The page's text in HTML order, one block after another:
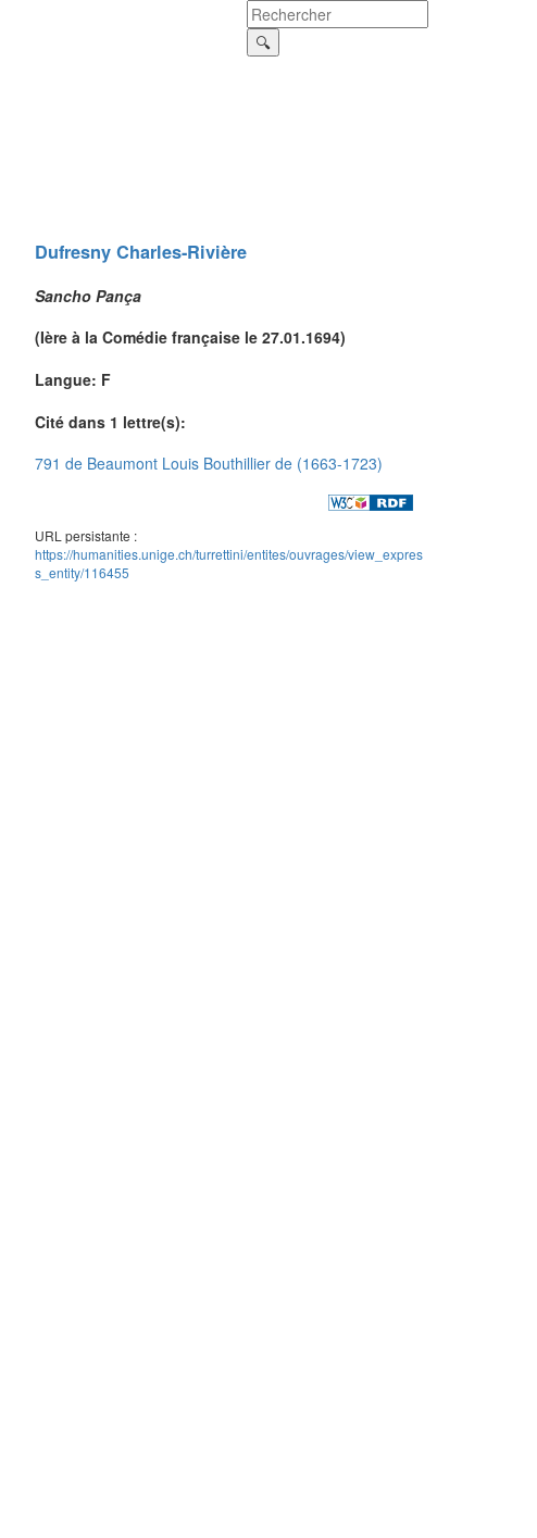
Dufresny Charles-Rivière
Sancho Pança
(Ière à la Comédie française le 27.01.1694)
Langue: F
Cité dans 1 lettre(s):
791 de Beaumont Louis Bouthillier de (1663-1723)
URL persistante :
https://humanities.unige.ch/turrettini/entites/ouvrages/view_expres
s_entity/116455